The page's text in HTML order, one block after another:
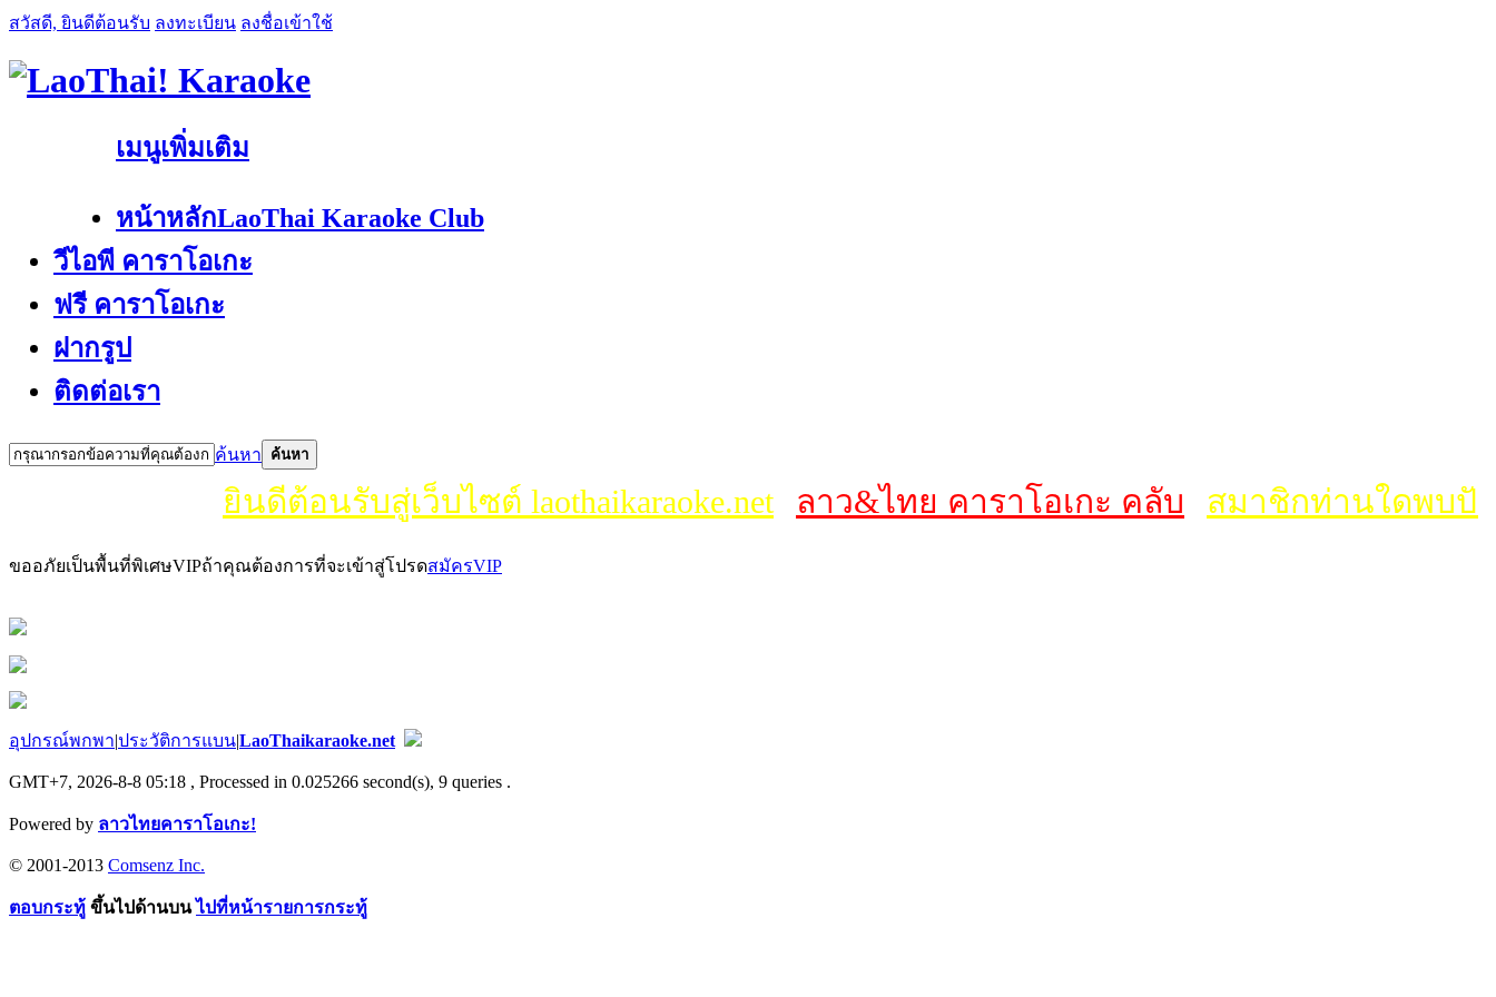
สวัสดี, ยินดีต้อนรับ ลงทะเบียน ลงชื่อเข้าใช้
เมนูเพิ่มเติม
หน้าหลักLaoThai Karaoke Club
วีไอพี คาราโอเกะ
ฟรี คาราโอเกะ
ฝากรูป
ติดต่อเรา
ค้นหา ค้นหา
ยินดีต้อนรับสู่เว็บไซต์ laothaikaraoke.net ลาว&ไทย คาราโอเกะ คลับ สมาชิกท่านใดพบปั
ขออภัยเป็นพื้นที่พิเศษVIPถ้าคุณต้องการที่จะเข้าสู่โปรดสมัครVIP
อุปกรณ์พกพา|ประวัติการแบน|LaoThaikaraoke.net
GMT+7, 2026-8-8 05:18 , Processed in 0.025266 second(s), 9 queries .
Powered by ลาวไทยคาราโอเกะ!
© 2001-2013 Comsenz Inc.
ตอบกระทู้ ขึ้นไปด้านบน ไปที่หน้ารายการกระทู้